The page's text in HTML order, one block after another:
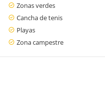
Zonas verdes
Cancha de tenis
Playas
Zona campestre